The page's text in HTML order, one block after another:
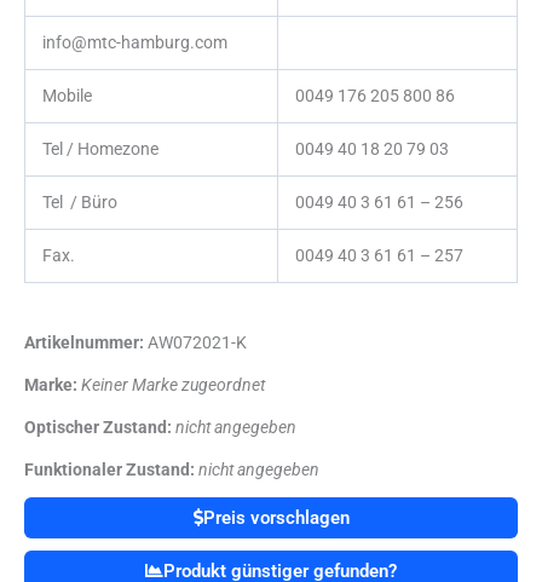
info@mtc-hamburg.com
Mobile 0049 176 205 800 86
Tel / Homezone 0049 40 18 20 79 03
Tel / Büro 0049 40 3 61 61 – 256
Fax. 0049 40 3 61 61 – 257
Artikelnummer: AW072021-K
Marke: Keiner Marke zugeordnet
Optischer Zustand: nicht angegeben
Funktionaler Zustand: nicht angegeben
Preis vorschlagen
Produkt günstiger gefunden?